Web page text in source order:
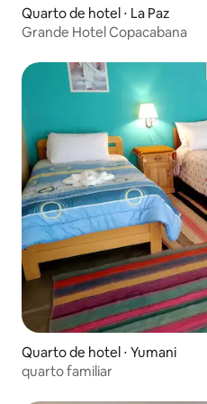
Quarto de hotel ⋅ La Paz
Grande Hotel Copacabana
Quarto de hotel ⋅ Yumani
quarto familiar